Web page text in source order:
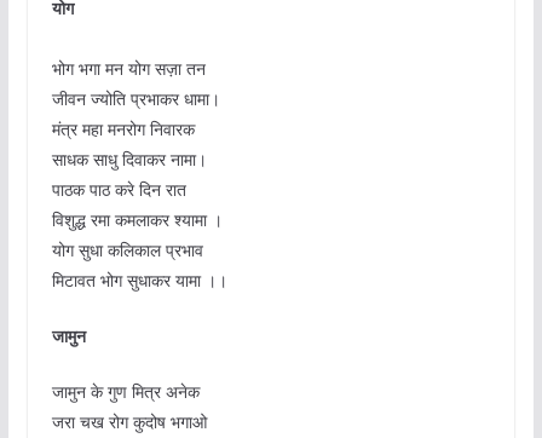
योग
भोग भगा मन योग सज़ा तन
जीवन ज्योति प्रभाकर धामा।
मंत्र महा मनरोग निवारक
साधक साधु दिवाकर नामा।
पाठक पाठ करे दिन रात
विशुद्ध रमा कमलाकर श्यामा ।
योग सुधा कलिकाल प्रभाव
मिटावत भोग सुधाकर यामा ।।
जामुन
जामुन के गुण मित्र अनेक
जरा चख रोग कुदोष भगाओ